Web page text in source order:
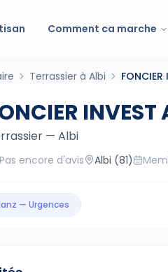
Comment ca marche
Terrassier à Albi FONCIER
— Albi
Pas encore d'avis Albi (81)
— Urgences